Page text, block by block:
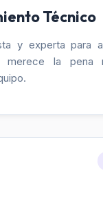
Técnico
y experta para
la pena